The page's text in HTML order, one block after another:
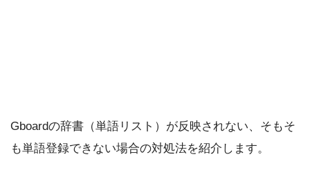
Gboardの辞書（単語リスト）が反映されない、そもそ
も単語登録できない場合の対処法を紹介します。